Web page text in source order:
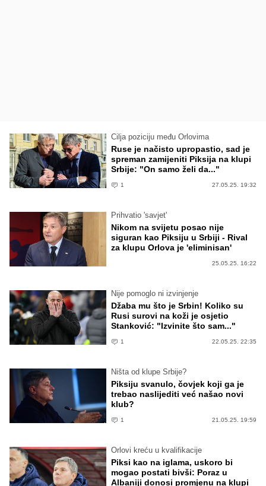
Cilja poziciju među Orlovima
Ruse je načisto upropastio, sad je
spreman zamijeniti Piksija na klupi
Srbije: "On samo želi da..."
1 27.05.25. 19:32
Prihvatio 'savjet'
Nikom na svijetu posao nije
siguran kao Piksiju u Srbiji - Rival
za klupu Orlova je 'eliminisan'
25.05.25. 16:22
Nije pomoglo ni izvinjenje
Džaba mu što je Srbin! Koliko su
Rusi surovi na koži je osjetio
Stanković: "Izvinite što sam..."
1 22.05.25. 22:35
Ništa od klupe Srbije?
Piksiju svanulo, čovjek koji ga je
trebao naslijediti već našao novi
klub?
1 21.05.25. 19:59
Orlovi kreću u kvalifikacije
Piksi kao na iglama, uskoro bi
mogao postati bivši: Poraz u
Albaniji donosi promjenu na klupi